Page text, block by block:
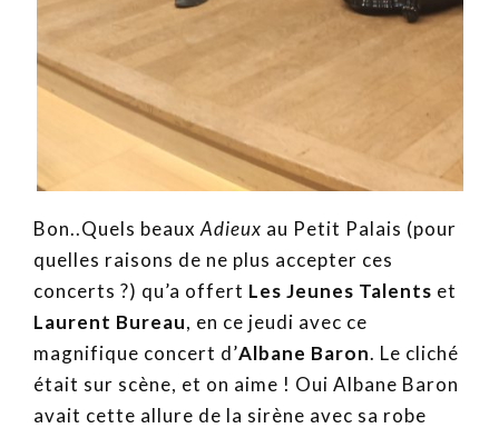
Bon..Quels beaux Adieux au Petit Palais (pour
quelles raisons de ne plus accepter ces
concerts ?) qu’a offert Les Jeunes Talents et
Laurent Bureau, en ce jeudi avec ce
magnifique concert d’Albane Baron. Le cliché
était sur scène, et on aime ! Oui Albane Baron
avait cette allure de la sirène avec sa robe